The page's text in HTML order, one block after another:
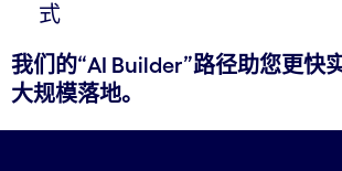
式
我们的“AI Builder”路径助您更快
大规模落地。